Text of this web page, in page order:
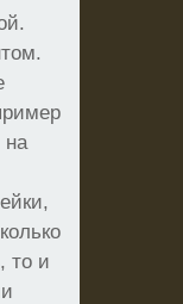
на
то и